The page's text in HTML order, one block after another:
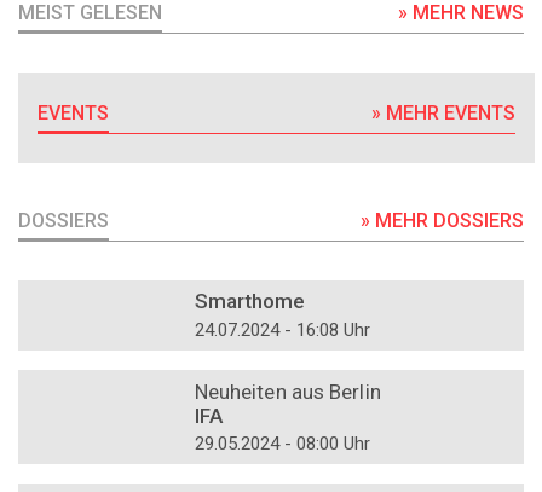
MEIST GELESEN » MEHR NEWS
EVENTS » MEHR EVENTS
DOSSIERS » MEHR DOSSIERS
Smarthome
24.07.2024 - 16:08 Uhr
Neuheiten aus Berlin
IFA
29.05.2024 - 08:00 Uhr